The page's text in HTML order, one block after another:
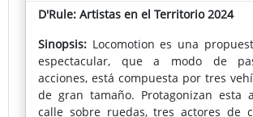
D'Rule: Artistas en el Territorio 2024
Sinopsis: Locomotion es una
espectacular, que a modo de
acciones, está compuesta por tres
de gran tamaño. Protagonizan esta
calle sobre ruedas, tres actores de